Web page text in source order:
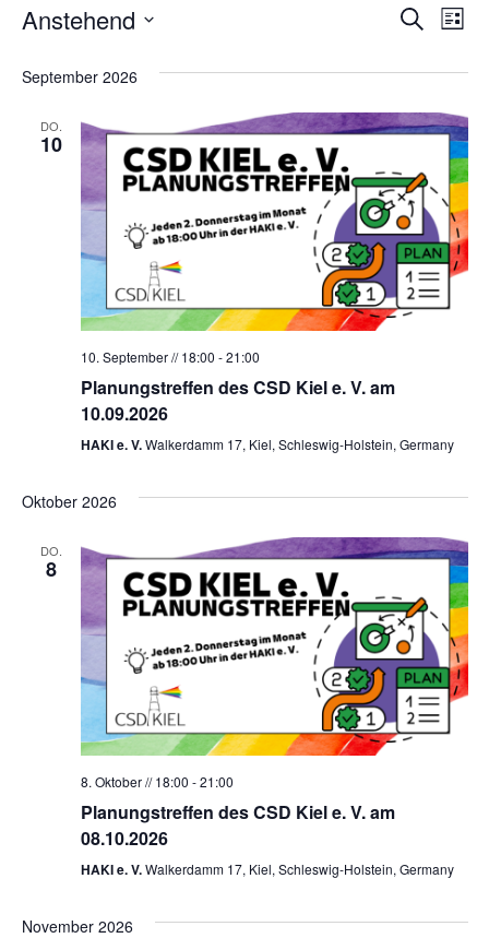
und
SucheListe
Anstehend
September 2026
DO.
10
10. September // 18:00 -21:00
Planungstreffen des CSD Kiel e. V. am
10.09.2026
HAKI e. V.Walkerdamm 17, Kiel, Schleswig-Holstein, Germany
Oktober 2026
DO.
8
8. Oktober // 18:00 -21:00
Planungstreffen des CSD Kiel e. V. am
08.10.2026
HAKI e. V.Walkerdamm 17, Kiel, Schleswig-Holstein, Germany
November 2026